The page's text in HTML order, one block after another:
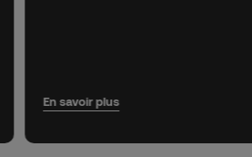
En savoir plus